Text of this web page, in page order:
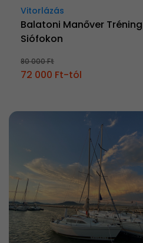
Vitorlázás
Balatoni Manőver
Siófokon
80 000 Ft
72 000 Ft-tól